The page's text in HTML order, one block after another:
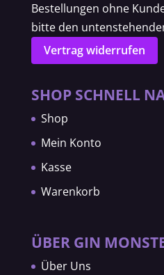
Bestellungen ohne
bitte den
Vertrag widerrufen
SHOP SCHNELL
Shop
Mein Konto
Kasse
Warenkorb
ÜBER GIN
Über Uns